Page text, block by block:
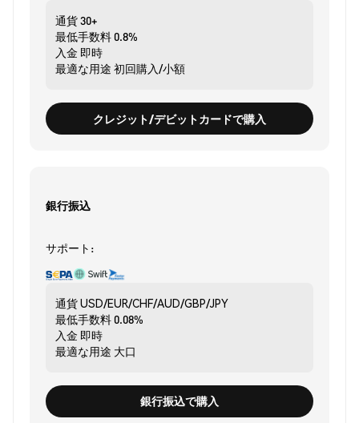
通貨30+
最低手数料0.8%
入金 即時
最適な用途 初回購入/小額
クレジット/デビットカードで購入
銀行振込
サポート:
通貨USD/EUR/CHF/AUD/GBP/JPY
最低手数料0.08%
入金 即時
最適な用途 大口
銀行振込で購入